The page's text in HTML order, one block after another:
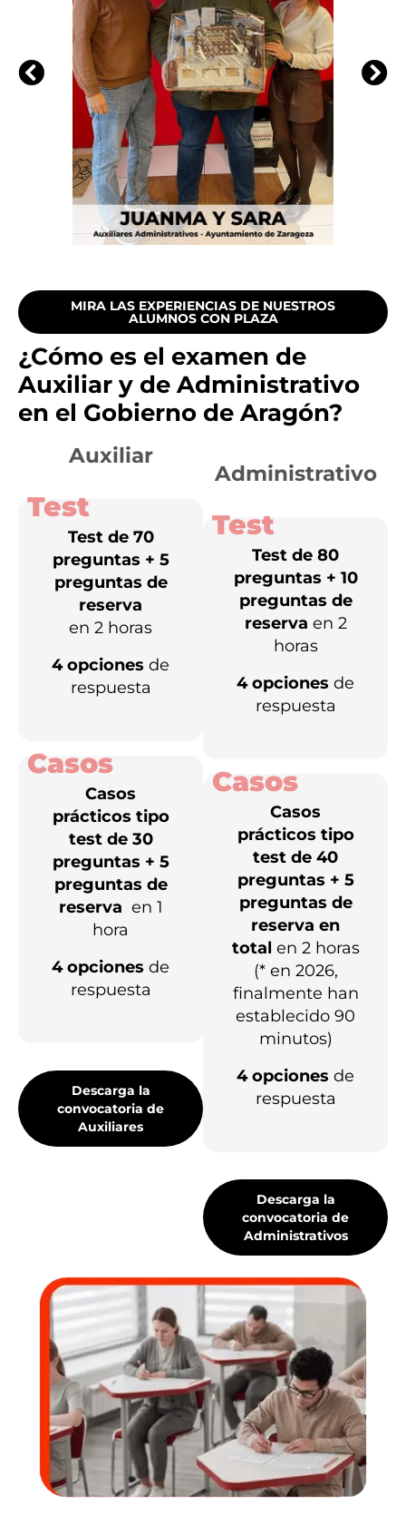
MIRA LAS EXPERIENCIAS DE NUESTROS
ALUMNOS CON PLAZA
¿Cómo es el examen de
Auxiliar y de Administrativo
en el Gobierno de Aragón?
Auxiliar
Test
Test de 70
preguntas + 5
preguntas de
reserva
en 2 horas
4 opciones de
respuesta
Casos
Casos
prácticos tipo
test de 30
preguntas + 5
preguntas de
reserva en 1
hora
4 opciones de
respuesta
Descarga la
convocatoria de
Auxiliares
Administrativo
Test
Test de 80
preguntas + 10
preguntas de
reserva en 2
horas
4 opciones de
respuesta
Casos
Casos
prácticos tipo
test de 40
preguntas + 5
preguntas de
reserva en
totalen 2 horas
(* en 2026,
finalmente han
establecido 90
minutos)
4 opciones de
respuesta
Descarga la
convocatoria de
Administrativos